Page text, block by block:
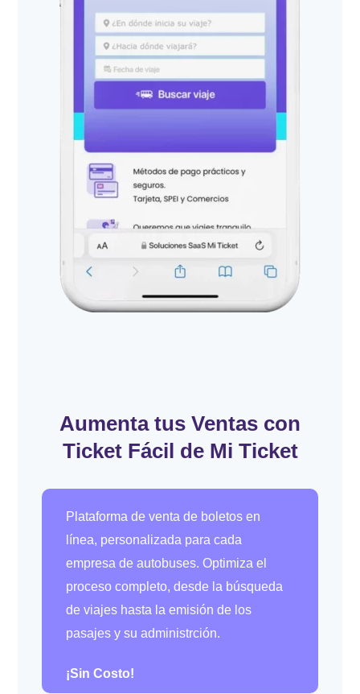
Aumenta tus Ventas con
Ticket Fácil de Mi Ticket
Plataforma de venta de boletos en
línea, personalizada para cada
empresa de autobuses. Optimiza el
proceso completo, desde la búsqueda
de viajes hasta la emisión de los
pasajes y su administrción.
¡Sin Costo!